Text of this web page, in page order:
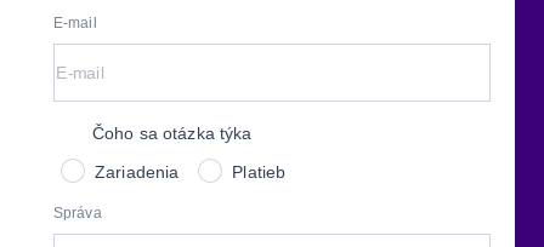
E-mail
Čoho sa otázka týka
Zariadenia Platieb
Správa